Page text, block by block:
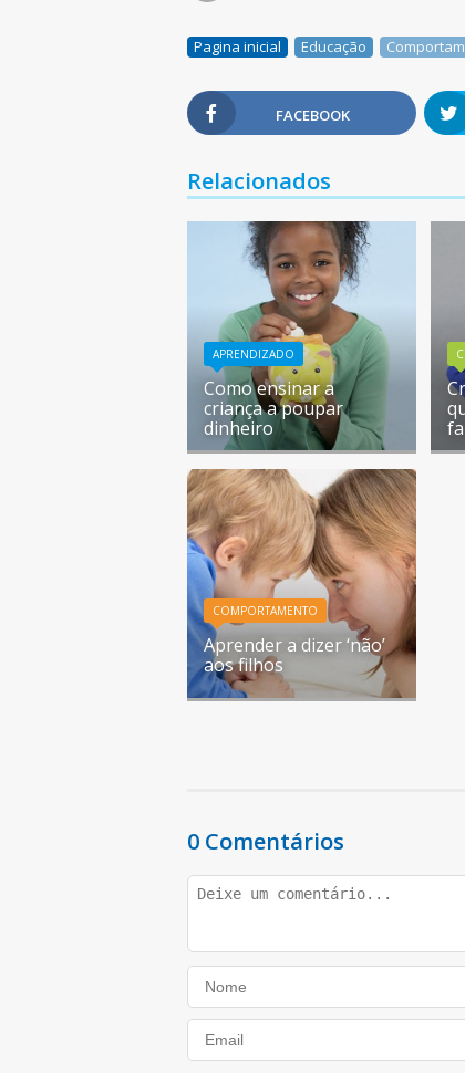
Pagina inicial Educação
FACEBOOK
Relacionados
APRENDIZADO
Como ensinar a
criança a poupar
dinheiro
COMPORTAMENTO
Aprender a dizer ‘não’
aos filhos
0 Comentários